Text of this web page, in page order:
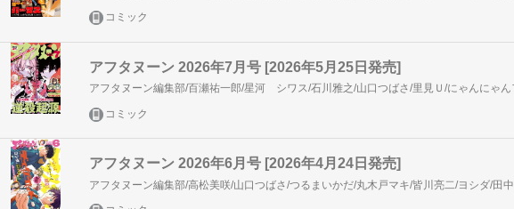
コミック
アフタヌーン 2026年7月号 [2026年5月25日発売]
コミック
アフタヌーン 2026年6月号 [2026年4月24日発売]